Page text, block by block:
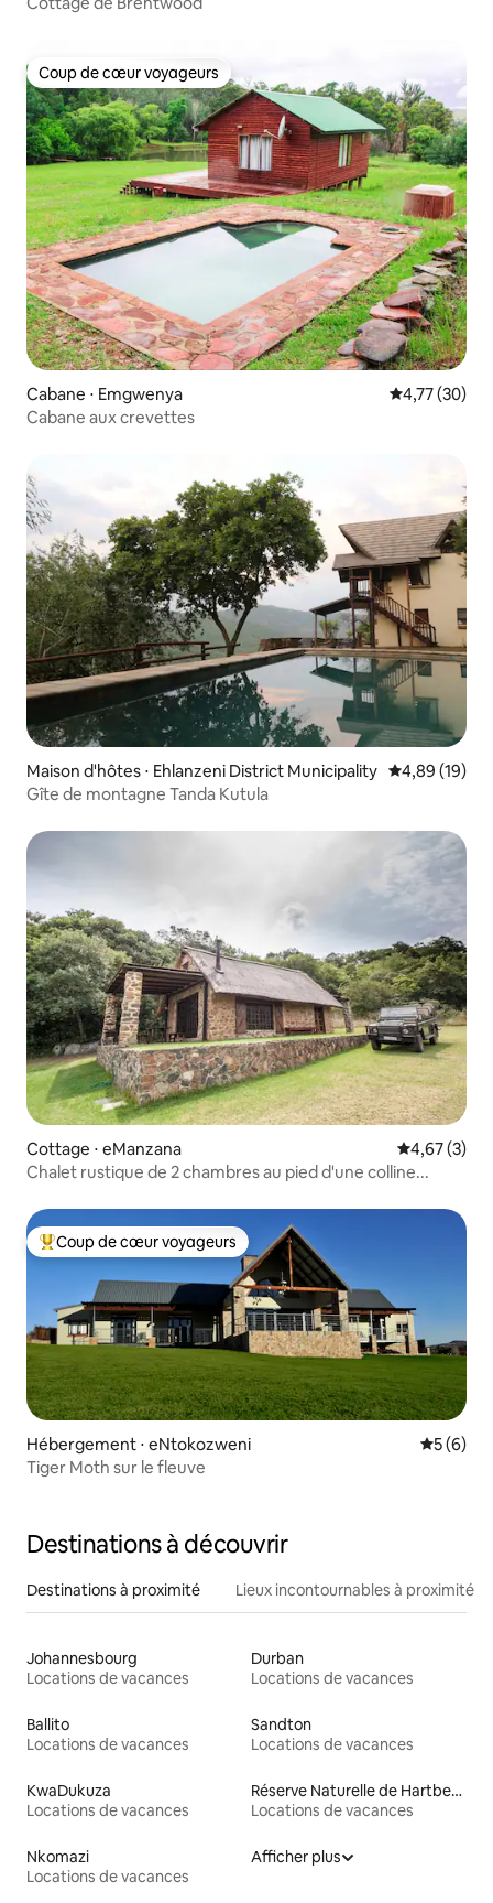
Coup de cœur voyageurs
Coup de cœur voyageurs
Cabane ⋅ Emgwenya Évaluation
4,77 (30)
Cabane aux crevettes
Maison d'hôtes ⋅ Ehlanzeni District Municipality Évaluation
4,89 (19)
Gîte de montagne Tanda Kutula
Cottage ⋅ eManzana Évaluation
4,67 (3)
Chalet rustique de 2 chambres au pied d'une colline...
Coups de cœur voyageurs les plus appréciés
Coup de cœur voyageurs
Hébergement ⋅ eNtokozweni
5 (6)
Tiger Moth sur le fleuve
Destinations à découvrir
Destinations à proximité Lieux incontournables à proximité
Johannesbourg
Locations de vacances
Durban
Locations de vacances
Ballito
Locations de vacances
Sandton
Locations de vacances
KwaDukuza
Locations de vacances
Réserve Naturelle de Hartbeespoort
Locations de vacances
Nkomazi
Locations de vacances
Afficher plus